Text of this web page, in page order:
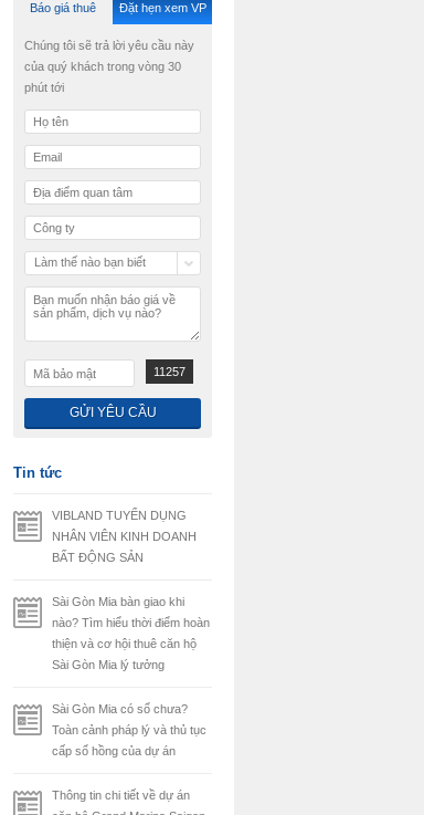
Báo giá thuê Đặt hẹn xem VP
Chúng tôi sẽ trả lời yêu cầu này
của quý khách trong vòng 30
phút tới
Làm thế nào bạn biết
11257
Tin tức
VIBLAND TUYỂN DỤNG
NHÂN VIÊN KINH DOANH
BẤT ĐỘNG SẢN
Sài Gòn Mia bàn giao khi
nào? Tìm hiểu thời điểm hoàn
thiện và cơ hội thuê căn hộ
Sài Gòn Mia lý tưởng
Sài Gòn Mia có sổ chưa?
Toàn cảnh pháp lý và thủ tục
cấp sổ hồng của dự án
Thông tin chi tiết về dự án